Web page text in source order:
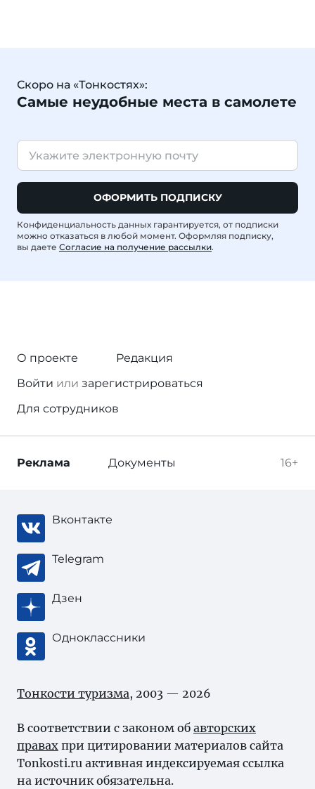
Скоро на «Тонкостях»:
Самые неудобные места в самолете
ОФОРМИТЬ ПОДПИСКУ
Конфиденциальность данных гарантируется, от подписки
можно отказаться в любой момент. Оформляя подписку,
вы даете Согласие на получение рассылки.
О проекте
Редакция
Войти или зарегистрироваться
Для сотрудников
16+
Реклама Документы
Вконтакте
Telegram
Дзен
Одноклассники
Тонкости туризма, 2003 — 2026
В соответствии с законом об авторских
правах при цитировании материалов сайта
Tonkosti.ru активная индексируемая ссылка
на источник обязательна.